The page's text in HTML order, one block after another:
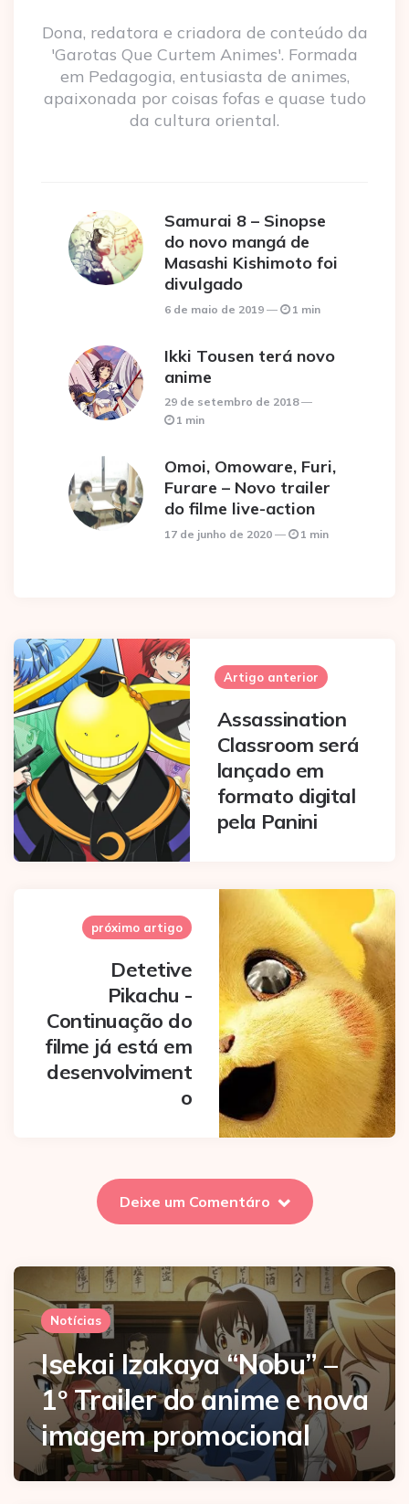
Dona, redatora e criadora de conteúdo da
'Garotas Que Curtem Animes'. Formada
em Pedagogia, entusiasta de animes,
apaixonada por coisas fofas e quase tudo
da cultura oriental.
Samurai 8 – Sinopse
do novo mangá de
Masashi Kishimoto foi
divulgado
6 de maio de 2019 1 min
Ikki Tousen terá novo
anime
29 de setembro de 2018
1 min
Omoi, Omoware, Furi,
Furare – Novo trailer
do filme live-action
17 de junho de 2020 1 min
Post
navigation
Artigo anterior
Assassination
Classroom será
lançado em
formato digital
pela Panini
próximo artigo
Detetive
Pikachu -
Continuação do
filme já está em
desenvolviment
o
Deixe um Comentáro
Notícias
Isekai Izakaya “Nobu” –
1º Trailer do anime e nova
imagem promocional